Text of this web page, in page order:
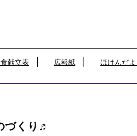
献立表 広報紙 ほけんだよ
づくり♬